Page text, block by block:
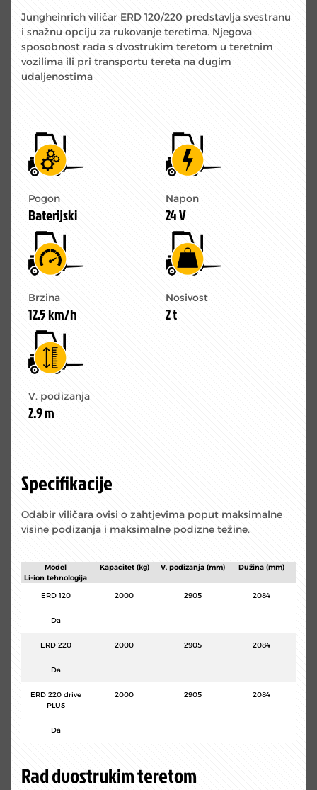
Jungheinrich viličar ERD 120/220 predstavlja svestranu
i snažnu opciju za rukovanje teretima. Njegova
sposobnost rada s dvostrukim teretom u teretnim
vozilima ili pri transportu tereta na dugim
udaljenostima
Pogon
Baterijski
Brzina
12.5 km/h
V. podizanja
2.9 m
Napon
24 V
Nosivost
2 t
Specifikacije
Odabir viličara ovisi o zahtjevima poput maksimalne
visine podizanja i maksimalne podizne težine.
Model Kapacitet (kg) V. podizanja (mm)
Dužina (mm)
Li-ion tehnologija
ERD 120
2000 2905 2084
Da
ERD 220 2000 2905 2084
Da
ERD 220 drive
PLUS
2000 2905 2084
Da
Rad dvostrukim teretom